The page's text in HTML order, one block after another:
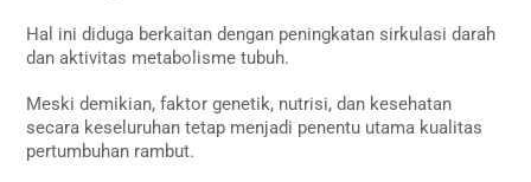
Hal ini diduga berkaitan dengan peningkatan sirkulasi darah
dan aktivitas metabolisme tubuh.
Meski demikian, faktor genetik, nutrisi, dan kesehatan
secara keseluruhan tetap menjadi penentu utama kualitas
pertumbuhan rambut.